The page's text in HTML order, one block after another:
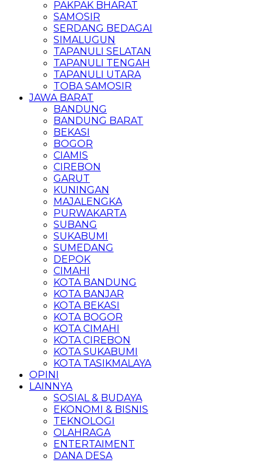
PAKPAK BHARAT
SAMOSIR
SERDANG BEDAGAI
SIMALUGUN
TAPANULI SELATAN
TAPANULI TENGAH
TAPANULI UTARA
TOBA SAMOSIR
JAWA BARAT
BANDUNG
BANDUNG BARAT
BEKASI
BOGOR
CIAMIS
CIREBON
GARUT
KUNINGAN
MAJALENGKA
PURWAKARTA
SUBANG
SUKABUMI
SUMEDANG
DEPOK
CIMAHI
KOTA BANDUNG
KOTA BANJAR
KOTA BEKASI
KOTA BOGOR
KOTA CIMAHI
KOTA CIREBON
KOTA SUKABUMI
KOTA TASIKMALAYA
OPINI
LAINNYA
SOSIAL & BUDAYA
EKONOMI & BISNIS
TEKNOLOGI
OLAHRAGA
ENTERTAIMENT
DANA DESA